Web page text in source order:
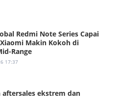
Redmi Note Series Capai
Makin Kokoh di
Range
17:37
aftersales ekstrem dan